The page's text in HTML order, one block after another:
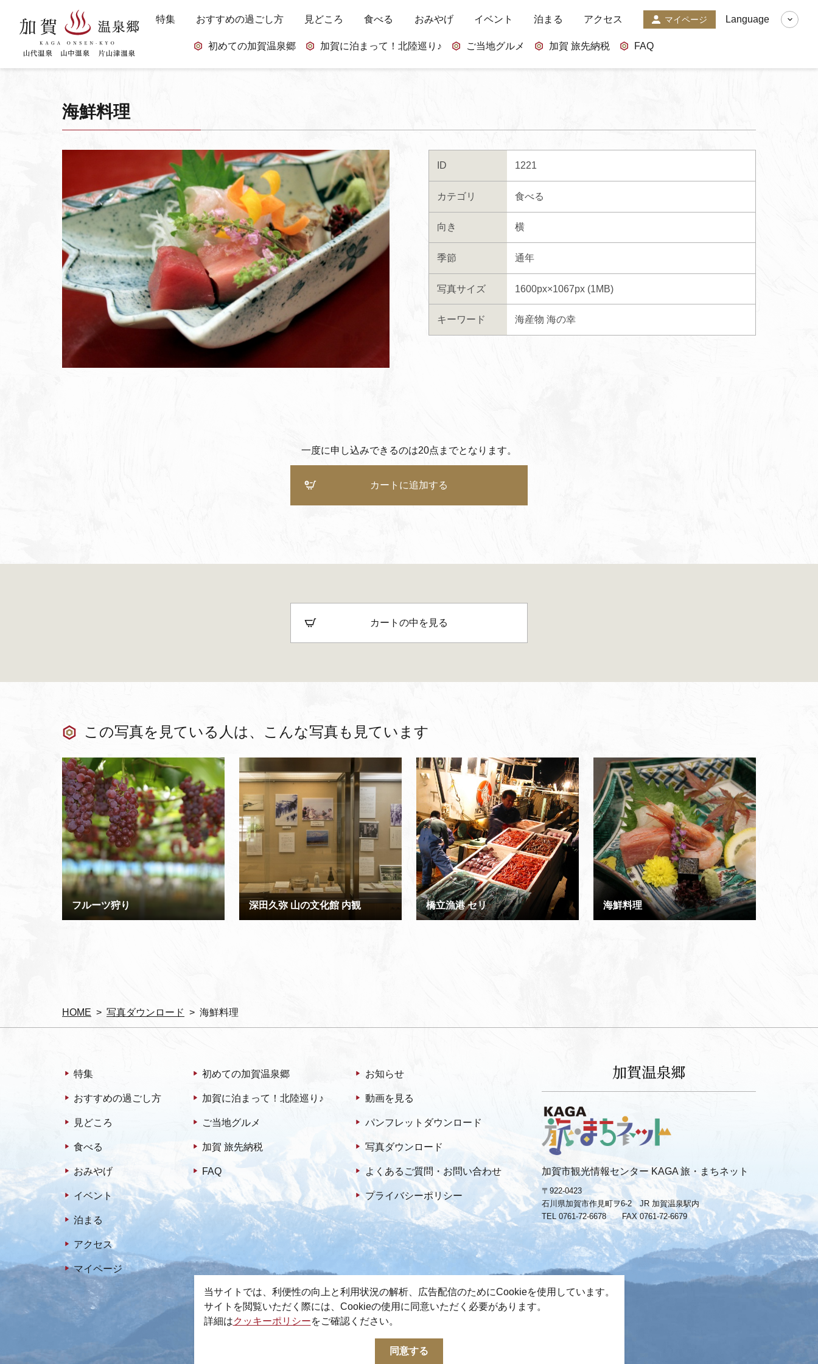
特集 おすすめの過ごし方 見どころ 食べる おみやげ イベント 泊まる アクセス マイページ
初めての加賀温泉郷 加賀に泊まって！北陸巡り♪ ご当地グルメ 加賀 旅先納税 FAQ
Language
HOME 写真ダウンロード 海鮮料理
海鮮料理
ID 1221
カテゴリ 食べる
向き 横
季節 通年
写真サイズ 1600px×1067px (1MB)
キーワード 海産物 海の幸
一度に申し込みできるのは20点までとなります。
カートに追加する
カートの中を見る
この写真を見ている人は、 こんな写真も見ています
フルーツ狩り 深田久弥 山の文化館 内観 橋立漁港 セリ 海鮮料理
特集
おすすめの過ごし方
見どころ
食べる
おみやげ
イベント
泊まる
アクセス
マイページ
初めての加賀温泉郷
加賀に泊まって！北陸巡り♪
ご当地グルメ
加賀 旅先納税
FAQ
お知らせ
動画を見る
パンフレットダウンロード
写真ダウンロード
よくあるご質問・お問い合わせ
プライバシーポリシー
加賀温泉郷
加賀市観光情報センター KAGA 旅・まちネット
〒922-0423
石川県加賀市作見町ヲ6-2 JR 加賀温泉駅内
TEL 0761-72-6678
FAX 0761-72-6679
当サイトでは、利便性の向上と利用状況の解析、広告配信のためにCookieを使用しています。
サイトを閲覧いただく際には、Cookieの使用に同意いただく必要があります。
詳細はクッキーポリシーをご確認ください。
同意する